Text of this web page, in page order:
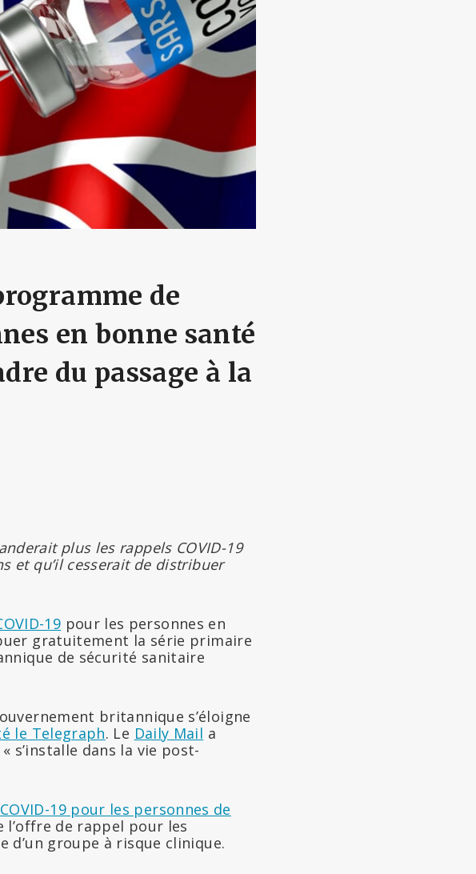
de
en bonne santé
du passage à la
plus les rappels COVID-19
et qu’il cesserait de distribuer
19 pour les personnes en
gratuitement la série primaire
de sécurité sanitaire
britannique s’éloigne
le Telegraph. Le Daily Mail a
s’installe dans la vie post-
COVID-19 pour les personnes de
de rappel pour les
d’un groupe à risque clinique.